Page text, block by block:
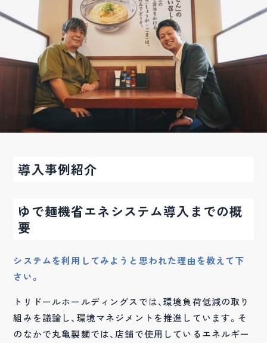
導入事例紹介
ゆで麺機省エネシステム導入までの概
要
システムを利用してみようと思われた理由を教えて下
さい。
トリドールホールディングスでは、環境負荷低減の取り
組みを議論し、環境マネジメントを推進しています。そ
のなかで丸亀製麺では、店舗で使用しているエネルギー